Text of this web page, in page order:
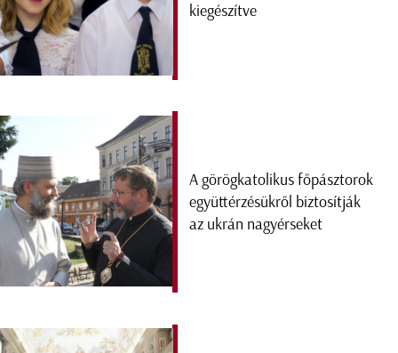
kiegészítve
A görögkatolikus főpásztorok
együttérzésükről biztosítják
az ukrán nagyérseket